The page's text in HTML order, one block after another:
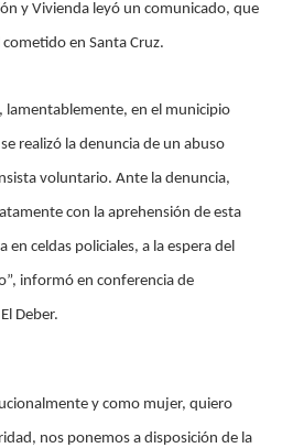
y Vivienda leyó un comunicado, que
en Santa Cruz.
lamentablemente, en el municipio
realizó la denuncia de un abuso
voluntario. Ante la denuncia,
con la aprehensión de esta
en celdas policiales, a la espera del
informó en conferencia de
Deber.
y como mujer, quiero
nos ponemos a disposición de la